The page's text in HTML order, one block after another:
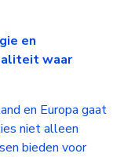
en
waar
en Europa gaat
niet alleen
bieden voor